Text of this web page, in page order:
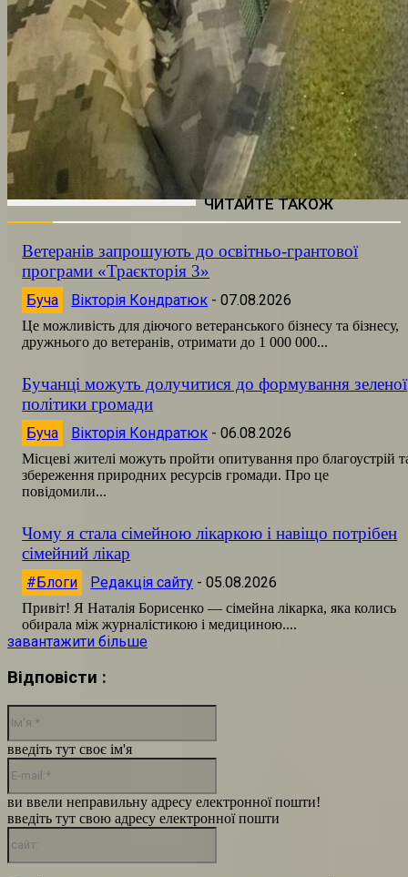
ЧИТАЙТЕ ТАКОЖ
Ветеранів запрошують до освітньо-грантової
програми «Траєкторія 3»
Буча Вікторія Кондратюк - 07.08.2026
Це можливість для діючого ветеранського бізнесу та бізнесу,
дружнього до ветеранів, отримати до 1 000 000...
Бучанці можуть долучитися до формування зеленої
політики громади
Буча Вікторія Кондратюк - 06.08.2026
Місцеві жителі можуть пройти опитування про благоустрій
збереження природних ресурсів громади. Про це
повідомили...
Чому я стала сімейною лікаркою і навіщо потрібен
сімейний лікар
#Блоги Редакція сайту - 05.08.2026
Привіт! Я Наталія Борисенко — сімейна лікарка, яка колись
обирала між журналістикою і медициною....
завантажити більше
Відповісти :
введіть тут своє ім'я
ви ввели неправильну адресу електронної пошти!
введіть тут свою адресу електронної пошти